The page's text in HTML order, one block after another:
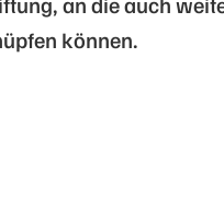
können.